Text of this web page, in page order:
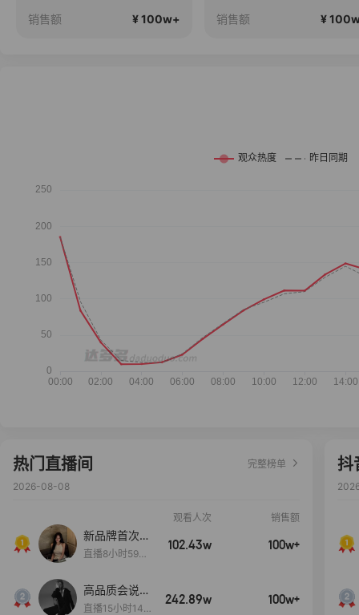
销售额 ¥ 100w+ 销售额 ¥
热门直播间
完整榜单
2026-08-08
观看人次 销售额
新品牌首次大
上新
直播8小时59分
102.43w 100w+
高品质会说
话….
直播15小时14
242.89w 100w+
抖